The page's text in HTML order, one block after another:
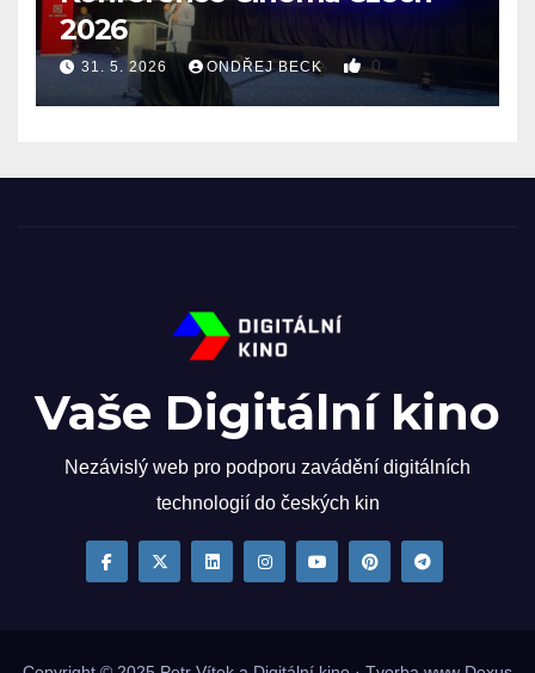
2026
31. 5. 2026 ONDŘEJ BECK 0
Vaše Digitální kino
Nezávislý web pro podporu zavádění digitálních
technologií do českých kin